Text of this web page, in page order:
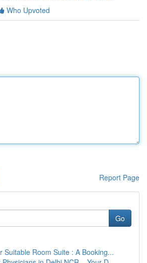
Who Upvoted
Report Page
Go
Suitable Room Suite : A Booking...